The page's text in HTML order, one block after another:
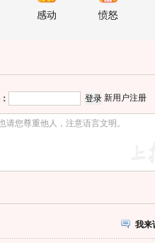
感动 愤怒
新用户注册
我来